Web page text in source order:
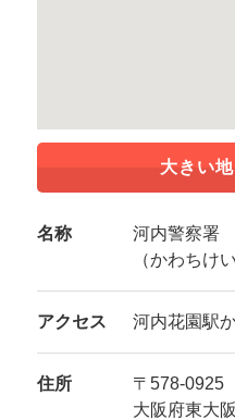
大きい
名称
河内警察署
（かわちけ
アクセス 河内花園駅
住所
〒578-0925
大阪府東大